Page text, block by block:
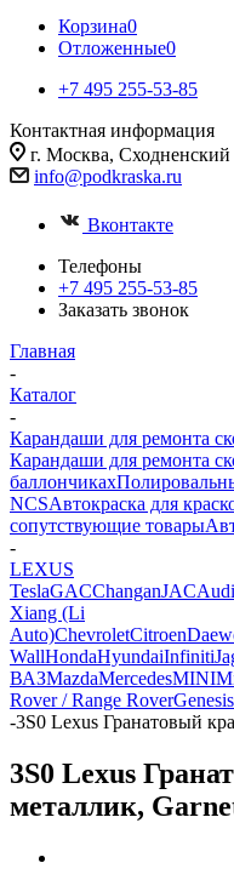
Корзина0
Отложенные0
+7 495 255-53-85
Контактная информация
г. Москва, Сходненский
info@podkraska.ru
Вконтакте
Телефоны
+7 495 255-53-85
Заказать звонок
Главная
-
Каталог
-
Карандаши для ремонта
Карандаши для ремонта
баллончиках
NCSАвтокраска для
сопутствующие товары
-
LEXUS
TeslaGACChanganJACAudi
Xiang (Li
Auto)ChevroletCitroen
WallHondaHyundaiInfiniti
ВАЗMazdaMercedesMINI
Rover / Range RoverGenesis
-3S0 Lexus Гранатовый
3S0 Lexus
металлик,